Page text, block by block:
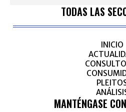
TODAS LAS
INICIO
MANTÉNGASE